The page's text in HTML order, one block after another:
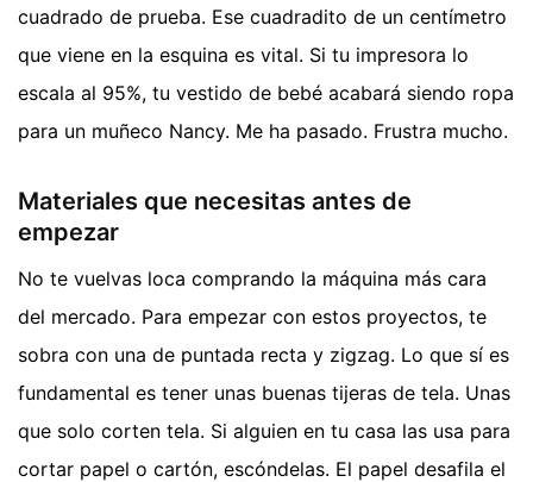
cuadrado de prueba. Ese cuadradito de un centímetro
que viene en la esquina es vital. Si tu impresora lo
escala al 95%, tu vestido de bebé acabará siendo ropa
para un muñeco Nancy. Me ha pasado. Frustra mucho.
Materiales que necesitas antes de
empezar
No te vuelvas loca comprando la máquina más cara
del mercado. Para empezar con estos proyectos, te
sobra con una de puntada recta y zigzag. Lo que sí es
fundamental es tener unas buenas tijeras de tela. Unas
que solo corten tela. Si alguien en tu casa las usa para
cortar papel o cartón, escóndelas. El papel desafila el